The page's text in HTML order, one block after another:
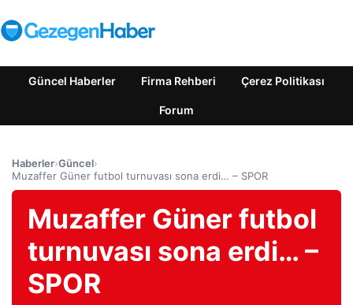
Güncel Haberler Firma Rehberi Çerez Politikası
Forum
Haberler›Güncel›
Muzaffer Güner futbol turnuvası sona erdi… – SPOR
Muzaffer Güner futbol
turnuvası sona erdi… –
SPOR